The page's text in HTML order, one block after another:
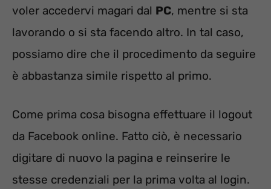
voler accedervi magari dal PC, mentre si sta
lavorando o si sta facendo altro. In tal caso,
possiamo dire che il procedimento da seguire
è abbastanza simile rispetto al primo.
Come prima cosa bisogna effettuare il logout
da Facebook online. Fatto ciò, è necessario
digitare di nuovo la pagina e reinserire le
stesse credenziali per la prima volta al login.